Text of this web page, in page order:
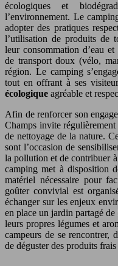
écologiques et
l’environnement. Le
adopter des pratiques
l’utilisation de produits de
leur consommation d’eau
de transport doux (vélo,
région. Le camping
tout en offrant à ses
écologique agréable et
Afin de renforcer son
Champs invite
de nettoyage de la nature.
sont l’occasion de
la pollution et de contribuer
camping met à disposition
matériel nécessaire pour
goûter convivial est
échanger sur les enjeux
en place un jardin partagé
leurs propres légumes et
campeurs de se rencontrer,
de déguster des produits